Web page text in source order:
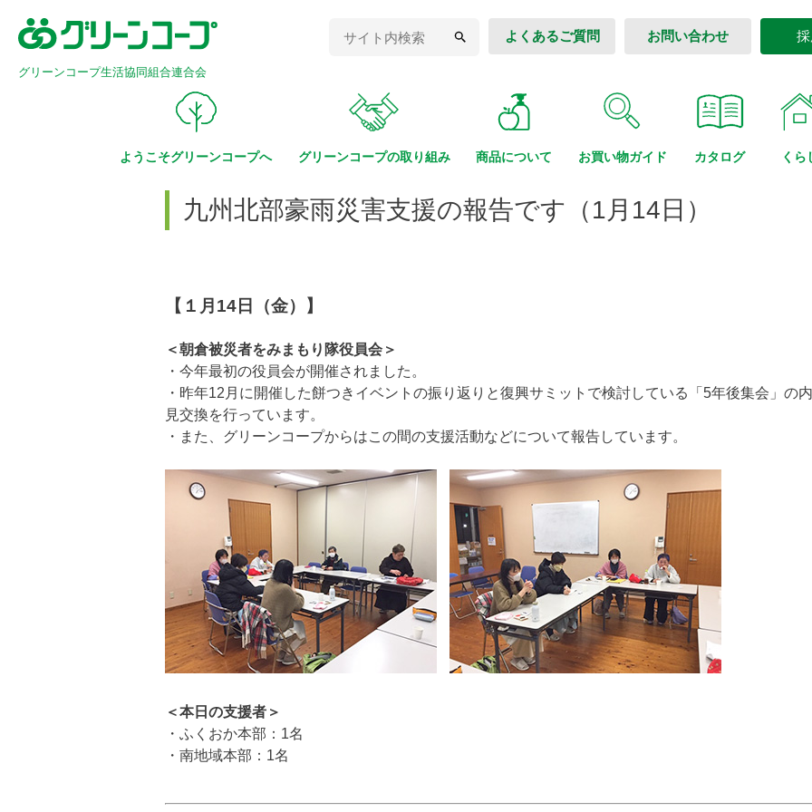
グリーンコープ生活協同組合連合会
よくあるご質問 お問い合わせ
ようこそグリーンコープへ グリーンコープの取り組み 商品について お買い物ガイド カタログ くら
九州北部豪雨災害支援の報告です（1月14日）
【１月14日（金）】
＜朝倉被災者をみまもり隊役員会＞
・今年最初の役員会が開催されました。
・昨年12月に開催した餅つきイベントの振り返りと復興サミットで検討している「5年後集会」の
見交換を行っています。
・また、グリーンコープからはこの間の支援活動などについて報告しています。
＜本日の支援者＞
・ふくおか本部：1名
・南地域本部：1名